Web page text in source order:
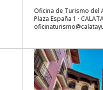
Oficina de Turismo del
Plaza España 1 ·